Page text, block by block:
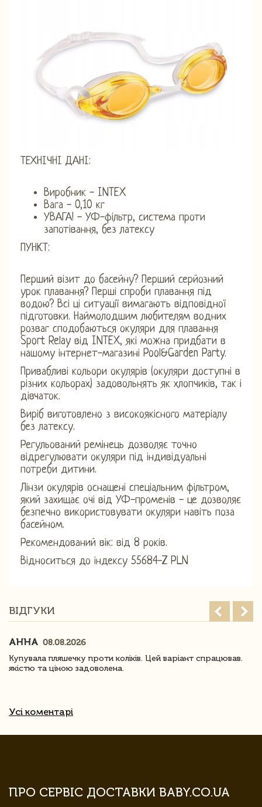
ТЕХНІЧНІ ДАНІ:
Виробник - INTEX
Вага - 0,10 кг
УВАГА! - УФ-фільтр, система проти
запотівання, без латексу
ПУНКТ:
Перший візит до басейну? Перший серйозний
урок плавання? Перші спроби плавання під
водою? Всі ці ситуації вимагають відповідної
підготовки. Наймолодшим любителям водних
розваг сподобаються окуляри для плавання
Sport Relay від INTEX, які можна придбати в
нашому інтернет-магазині Pool&Garden Party.
Привабливі кольори окулярів (окуляри доступні в
різних кольорах) задовольнять як хлопчиків, так і
дівчаток.
Виріб виготовлено з високоякісного матеріалу
без латексу.
Регульований ремінець дозволяє точно
відрегулювати окуляри під індивідуальні
потреби дитини.
Лінзи окулярів оснащені спеціальним фільтром,
який захищає очі від УФ-променів - це дозволяє
безпечно використовувати окуляри навіть поза
басейном.
Рекомендований вік: від 8 років.
Відноситься до індексу 55684-Z PLN
ВІДГУКИ
АННА 08.08.2026
Купувала пляшечку проти коліків. Цей варіант спрацював.
якістю та ціною задоволена.
Усі коментарі
ПРО СЕРВІС ДОСТАВКИ BABY.CO.UA